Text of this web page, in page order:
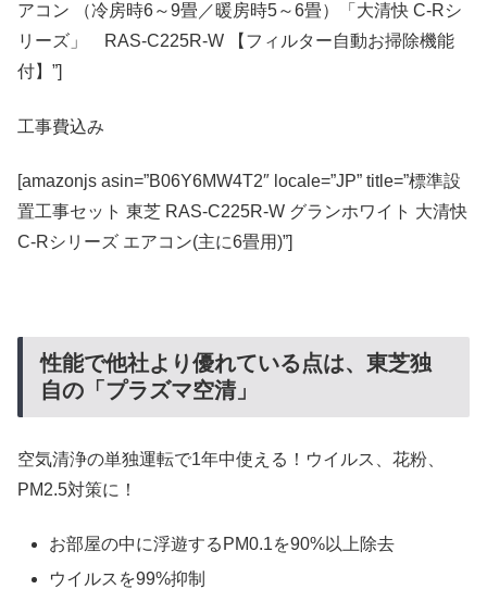
アコン （冷房時6～9畳／暖房時5～6畳）「大清快 C-Rシ
リーズ」 RAS-C225R-W 【フィルター自動お掃除機能
付】”]
工事費込み
[amazonjs asin=”B06Y6MW4T2″ locale=”JP” title=”標準設
置工事セット 東芝 RAS-C225R-W グランホワイト 大清快
C-Rシリーズ エアコン(主に6畳用)”]
性能で他社より優れている点は、東芝独
自の「プラズマ空清」
空気清浄の単独運転で1年中使える！ウイルス、花粉、
PM2.5対策に！
お部屋の中に浮遊するPM0.1を90%以上除去
ウイルスを99%抑制